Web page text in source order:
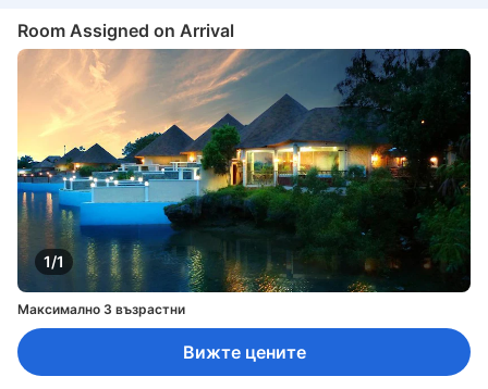
Room Assigned on Arrival
1/1
Максимално 3 възрастни
Вижте цените